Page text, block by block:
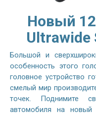
Новый
Ultrawide
Большой и
особенность этого
головное устройство
смелый мир
точек. Поднимите
автомобиля на